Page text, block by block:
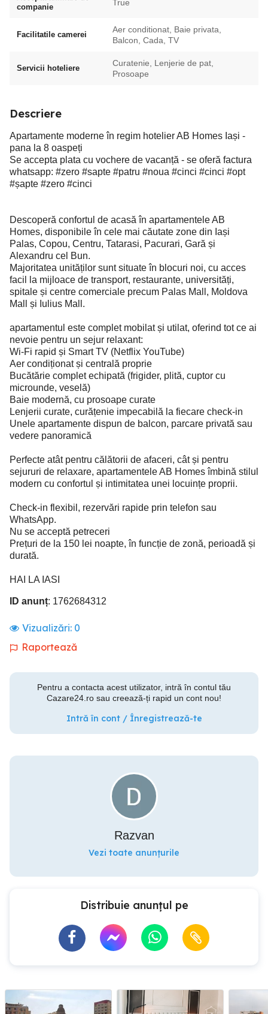
companie
True
Facilitatile camerei
Aer conditionat, Baie privata,
Balcon, Cada, TV
Servicii hoteliere
Curatenie, Lenjerie de pat,
Prosoape
Descriere
Apartamente moderne în regim hotelier AB Homes Iași -
pana la 8 oaspeți
Se accepta plata cu vochere de vacanță - se oferă factura
whatsapp: #zero #sapte #patru #noua #cinci #cinci #opt
#șapte #zero #cinci
Descoperă confortul de acasă în apartamentele AB
Homes, disponibile în cele mai căutate zone din Iași
Palas, Copou, Centru, Tatarasi, Pacurari, Gară și
Alexandru cel Bun.
Majoritatea unităților sunt situate în blocuri noi, cu acces
facil la mijloace de transport, restaurante, universități,
spitale și centre comerciale precum Palas Mall, Moldova
Mall și Iulius Mall.
apartamentul este complet mobilat și utilat, oferind tot ce ai
nevoie pentru un sejur relaxant:
Wi-Fi rapid și Smart TV (Netflix YouTube)
Aer condiționat și centrală proprie
Bucătărie complet echipată (frigider, plită, cuptor cu
microunde, veselă)
Baie modernă, cu prosoape curate
Lenjerii curate, curățenie impecabilă la fiecare check-in
Unele apartamente dispun de balcon, parcare privată sau
vedere panoramică
Perfecte atât pentru călătorii de afaceri, cât și pentru
sejururi de relaxare, apartamentele AB Homes îmbină stilul
modern cu confortul și intimitatea unei locuințe proprii.
Check-in flexibil, rezervări rapide prin telefon sau
WhatsApp.
Nu se acceptă petreceri
Prețuri de la 150 lei noapte, în funcție de zonă, perioadă și
durată.
HAI LA IASI
ID anunț: 1762684312
Vizualizări: 0
Raportează
Pentru a contacta acest utilizator, intră în contul tău
Cazare24.ro sau creează-ți rapid un cont nou!
Intră în cont / Înregistrează-te
Razvan
Vezi toate anunțurile
Distribuie anunțul pe